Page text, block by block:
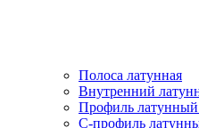
Полоса латунная
Внутренний
Профиль латунный
С-профиль